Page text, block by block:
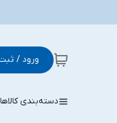
ورود /
دسته‌بندی کالاها